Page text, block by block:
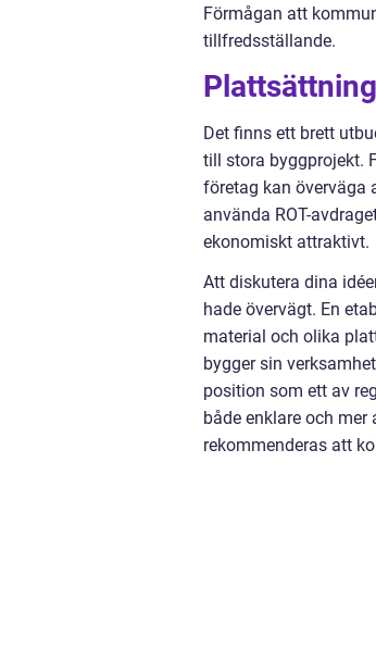
Förmågan att
tillfredsställande.
Det finns ett brett
till stora byggprojekt.
företag kan överväga
använda ROT-
ekonomiskt attraktivt.
Att diskutera dina
hade övervägt. En
material och olika
bygger sin
position som ett av
både enklare och
rekommenderas att